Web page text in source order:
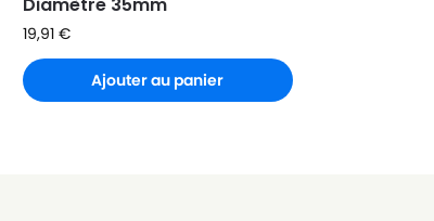
19,91€
Ajouter au panier